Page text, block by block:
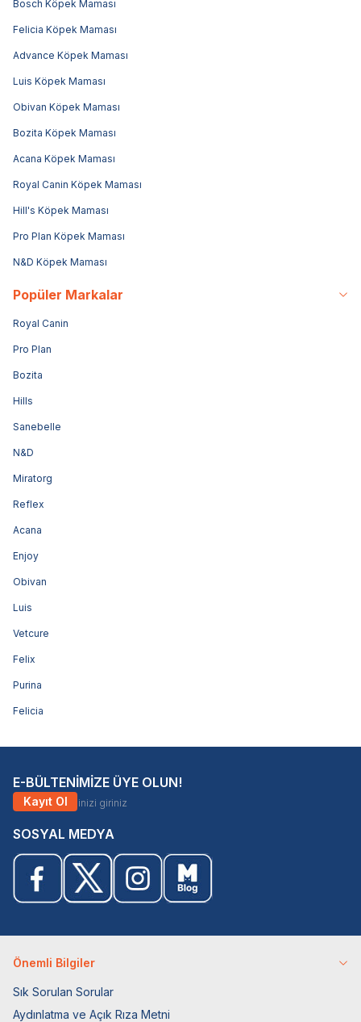
Bosch Köpek Maması
Felicia Köpek Maması
Advance Köpek Maması
Luis Köpek Maması
Obivan Köpek Maması
Bozita Köpek Maması
Acana Köpek Maması
Royal Canin Köpek Maması
Hill's Köpek Maması
Pro Plan Köpek Maması
N&D Köpek Maması
Popüler Markalar
Royal Canin
Pro Plan
Bozita
Hills
Sanebelle
N&D
Miratorg
Reflex
Acana
Enjoy
Obivan
Luis
Vetcure
Felix
Purina
Felicia
E-BÜLTENİMİZE ÜYE OLUN!
Kayıt Ol
SOSYAL MEDYA
Önemli Bilgiler
Sık Sorulan Sorular
Aydınlatma ve Açık Rıza Metni